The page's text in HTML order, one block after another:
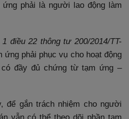
phải là người lao động làm
điều 22 thông tư 200/2014/TT-
ứng phải phục vụ cho hoạt động
có đầy đủ chứng từ tạm ứng –
để gắn trách nhiệm cho người